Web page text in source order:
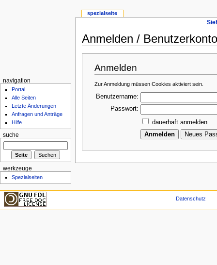
Anmelden /
Anmelden
Zur Anmeldung müssen Cookies aktiviert sein.
Benutzername:
Passwort:
dauerhaft anmelden
spezialseite
navigation
Portal
Alle Seiten
Letzte Änderungen
Anfragen und Anträge
Hilfe
suche
werkzeuge
Spezialseiten
Datenschutz